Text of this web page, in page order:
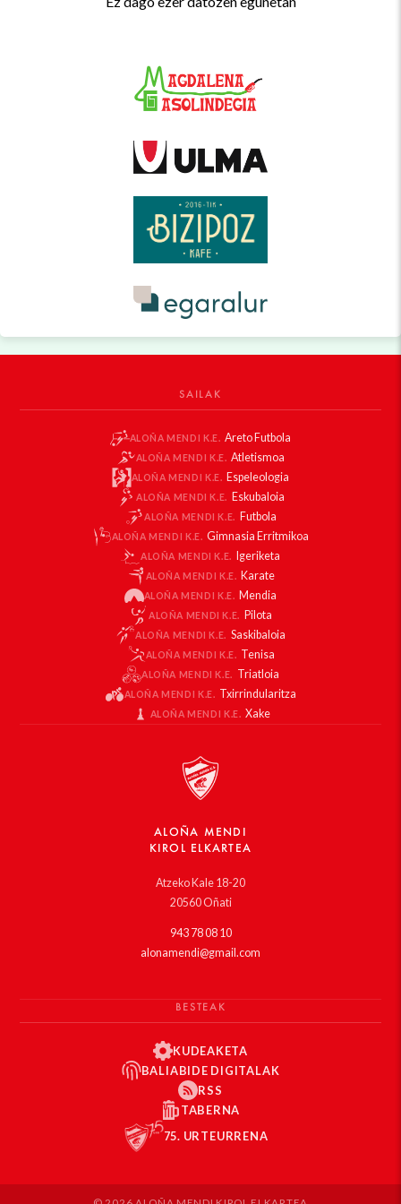
SAILAK
ALOÑA MENDI K.E. Areto Futbola
ALOÑA MENDI K.E. Atletismoa
ALOÑA MENDI K.E. Espeleologia
ALOÑA MENDI K.E. Eskubaloia
ALOÑA MENDI K.E. Futbola
ALOÑA MENDI K.E. Gimnasia Erritmikoa
ALOÑA MENDI K.E. Igeriketa
ALOÑA MENDI K.E. Karate
ALOÑA MENDI K.E. Mendia
ALOÑA MENDI K.E. Pilota
ALOÑA MENDI K.E. Saskibaloia
ALOÑA MENDI K.E. Tenisa
ALOÑA MENDI K.E. Triatloia
ALOÑA MENDI K.E. Txirrindularitza
ALOÑA MENDI K.E. Xake
ALOÑA MENDI
KIROL ELKARTEA
Atzeko Kale 18-20
20560 Oñati
943 78 08 10
alonamendi@gmail.com
BESTEAK
KUDEAKETA
BALIABIDE DIGITALAK
RSS
TABERNA
75. URTEURRENA